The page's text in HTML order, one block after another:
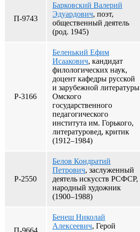
П-9743
Барковский Валерий
Эдуардович, поэт,
общественный деятель
(род. 1945)
Р-3166
Беленький Ефим
Исаакович, кандидат
филологических наук,
доцент кафедры русской
и зарубежной литературы
Омского
государственного
педагогического
института им. Горького,
литературовед, критик
(1912–1984)
Р-2550
Белов Кондратий
Петрович, заслуженный
деятель искусств РСФСР,
народный художник
(1900–1988)
П-9664
Бенеш Николай
Алексеевич, Герой